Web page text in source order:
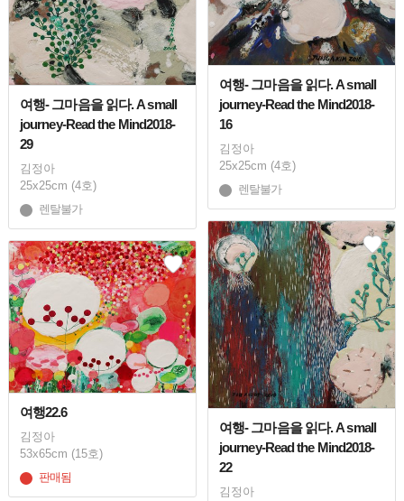
여행- 그마음을 읽다. A small
journey-Read the Mind2018-
16
김정아
25x25cm (4호)
렌탈불가
여행- 그마음을 읽다. A small
journey-Read the Mind2018-
29
김정아
25x25cm (4호)
렌탈불가
여행- 그마음을 읽다. A small
journey-Read the Mind2018-
22
김정아
여행22.6
김정아
53x65cm (15호)
판매됨